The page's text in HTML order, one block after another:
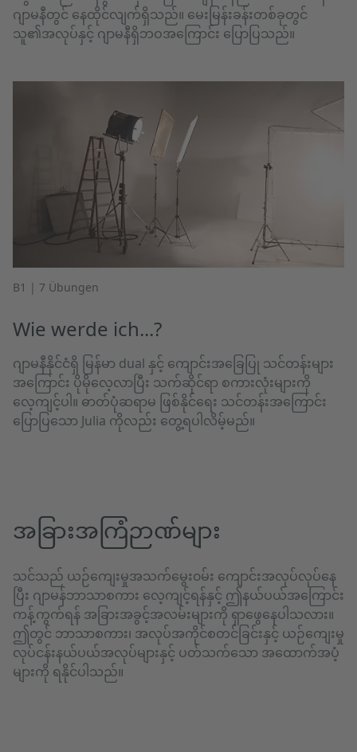
ဂျာမနီတွင် နေထိုင်လျက်ရှိသည်။ မေးမြန်းခန်းတစ်ခုတွင်
သူ၏အလုပ်နှင့် ဂျာမနီရှိဘဝအကြောင်း ပြောပြသည်။
B1 | 7 Übungen
Wie werde ich...?
ဂျာမနီနိုင်ငံရှိ မြန်မာ dual နှင့် ကျောင်းအခြေပြု သင်တန်းများ
အကြောင်း ပိုမိုလေ့လာပြီး သက်ဆိုင်ရာ စကားလုံးများကို
လေ့ကျင့်ပါ။ ဓာတ်ပုံဆရာမ ဖြစ်နိုင်ရေး သင်တန်းအကြောင်း
ပြောပြသော Julia ကိုလည်း တွေ့ရပါလိမ့်မည်။
အခြားအကြံဉာဏ်များ
သင်သည် ယဉ်ကျေးမှုအသက်မွေး၀မ်း ကျောင်းအလုပ်လုပ်နေ
ပြီး ဂျာမန်ဘာသာစကား လေ့ကျင့်ရန်နှင့် ဤနယ်ပယ်အကြောင်း
ကန့်ကွက်ရန် အခြားအခွင့်အလမ်းများကို ရှာဖွေနေပါသလား။
ဤတွင် ဘာသာစကား၊ အလုပ်အကိုင်စတင်ခြင်းနှင့် ယဉ်ကျေးမှု
လုပ်ငန်းနယ်ပယ်အလုပ်များနှင့် ပတ်သက်သော အထောက်အပံ့
များကို ရနိုင်ပါသည်။